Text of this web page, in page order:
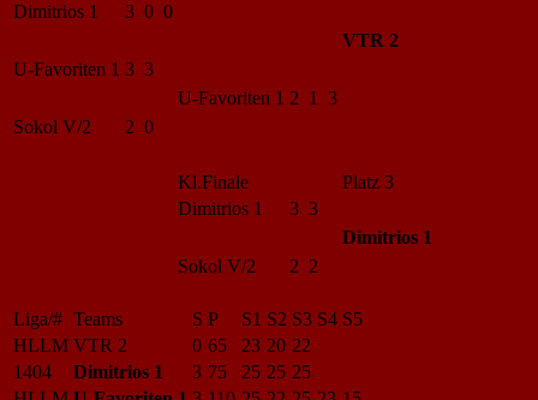
Dimitrios 1
3 0 0
VTR 2
U-Favoriten 1 3 3
U-Favoriten 1 2 1 3
Sokol V/2
2 0
Kl.Finale
Platz 3
Dimitrios 1
3 3
Dimitrios 1
Sokol V/2
2 2
Liga/# Teams S P S1 S2 S3 S4 S5
HLLM VTR 2 0 65 23 20 22
1404
Dimitrios 1 3 75 25 25 25